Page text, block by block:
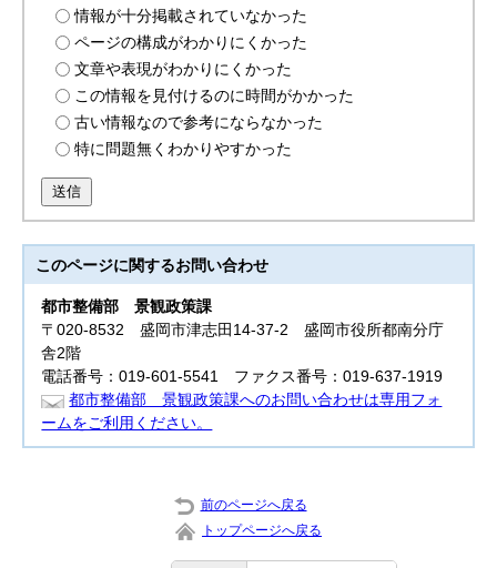
情報が十分掲載されていなかった
ページの構成がわかりにくかった
文章や表現がわかりにくかった
この情報を見付けるのに時間がかかった
古い情報なので参考にならなかった
特に問題無くわかりやすかった
送信
このページに関するお問い合わせ
都市整備部景観政策課
〒020-8532 盛岡市津志田14-37-2 盛岡市役所都南分庁
舎2階
電話番号：019-601-5541 ファクス番号：019-637-1919
都市整備部 景観政策課へのお問い合わせは専用フォ
ームをご利用ください。
前のページへ戻る
トップページへ戻る